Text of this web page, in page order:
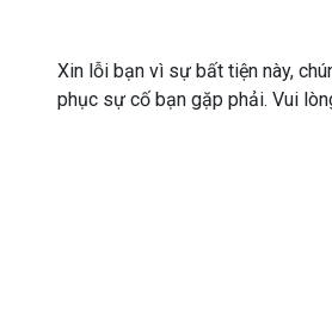
Xin lỗi bạn vì sự bất tiện này,
phục sự cố bạn gặp phải. Vui